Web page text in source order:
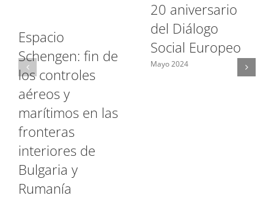
Espacio
Schengen: fin de
los controles
aéreos y
marítimos en las
fronteras
interiores de
Bulgaria y
Rumanía
20 aniversario
del Diálogo
Social Europeo
Mayo 2024